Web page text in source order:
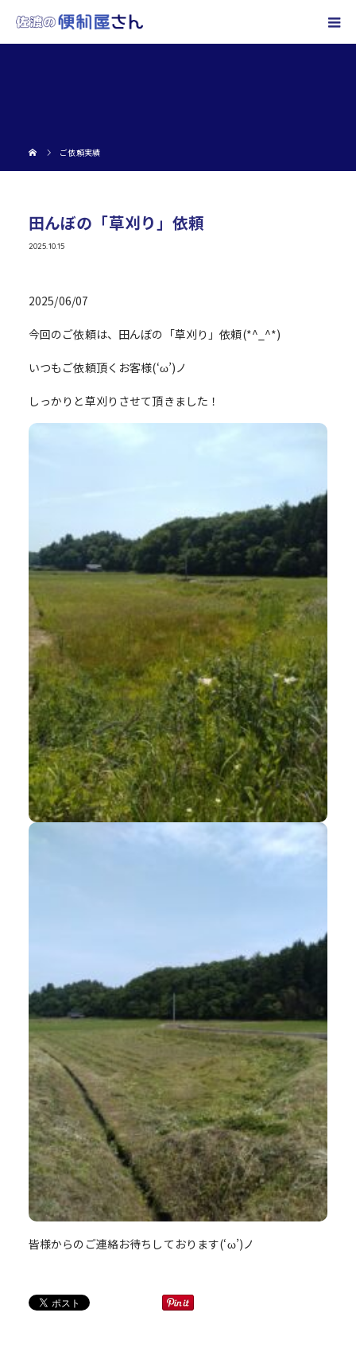
ご依頼実績
田んぼの「草刈り」依頼
2025.10.15
2025/06/07
今回のご依頼は、田んぼの「草刈り」依頼(*^_^*)
いつもご依頼頂くお客様(‘ω’)ノ
しっかりと草刈りさせて頂きました！
皆様からのご連絡お待ちしております(‘ω’)ノ